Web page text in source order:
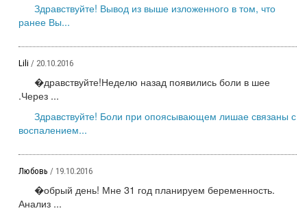
Здравствуйте! Вывод из выше изложенного в том, что
ранее Вы...
Lili / 20.10.2016
�дравствуйте!Неделю назад появились боли в шее
.Через ...
Здравствуйте! Боли при опоясывающем лишае связаны с
воспалением...
Любовь / 19.10.2016
�обрый день! Мне 31 год планируем беременность.
Анализ ...